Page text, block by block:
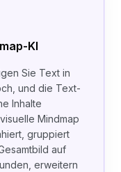
KI
Sie Text in
und die Text-
Inhalte
Mindmap
gruppiert
auf
erweitern